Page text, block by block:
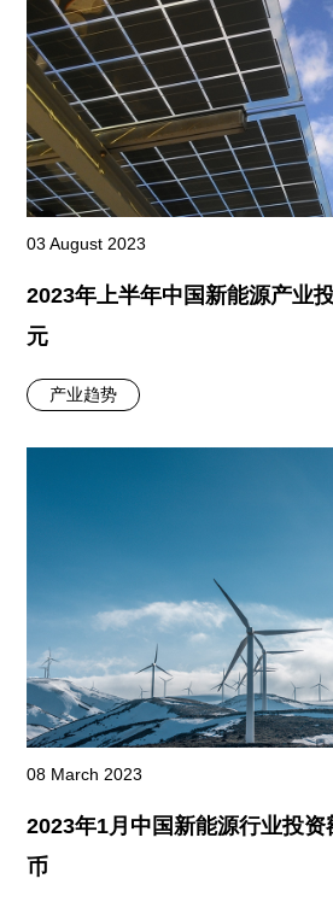
03 August 2023
2023年上半年中国新能源产业
元
产业趋势
08 March 2023
2023年1月中国新能源行业投
币